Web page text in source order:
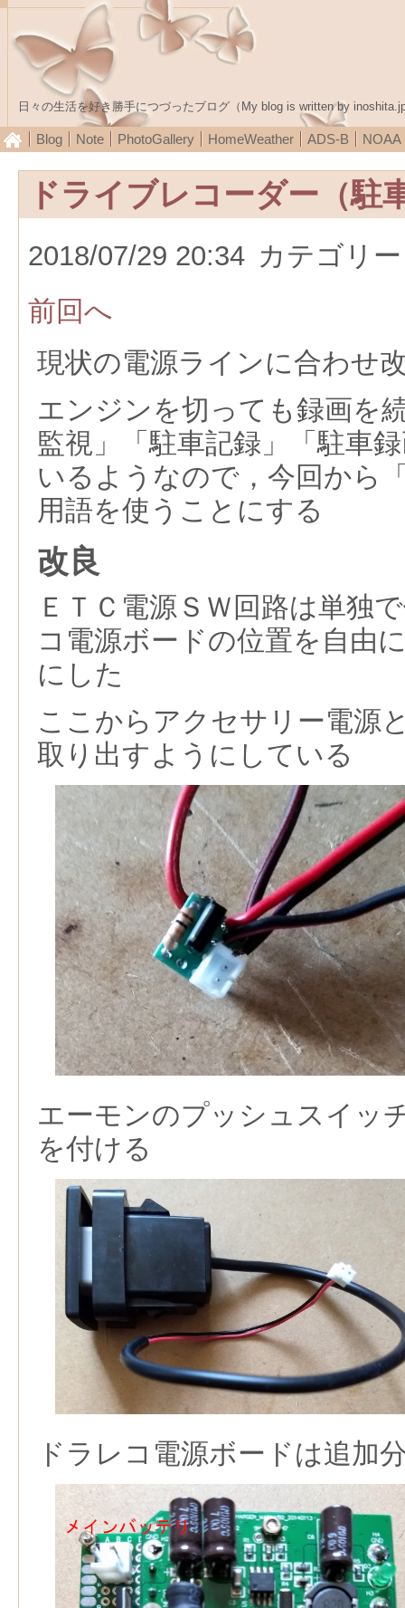
日々の生活を好き勝手につづったブログ（My blog is written by
Blog Note PhotoGallery HomeWeather ADS-B NOAA
ドライブレコーダー（駐
2018/07/29 20:34 カテゴリ
前回へ
現状の電源ラインに合わせ
エンジンを切っても録画を
監視」「駐車記録」「駐車
いるようなので，今回から
用語を使うことにする
改良
ＥＴＣ電源ＳＷ回路は単独
コ電源ボードの位置を自由
にした
ここからアクセサリー電源
取り出すようにしている
エーモンのプッシュスイッ
を付ける
ドラレコ電源ボードは追加